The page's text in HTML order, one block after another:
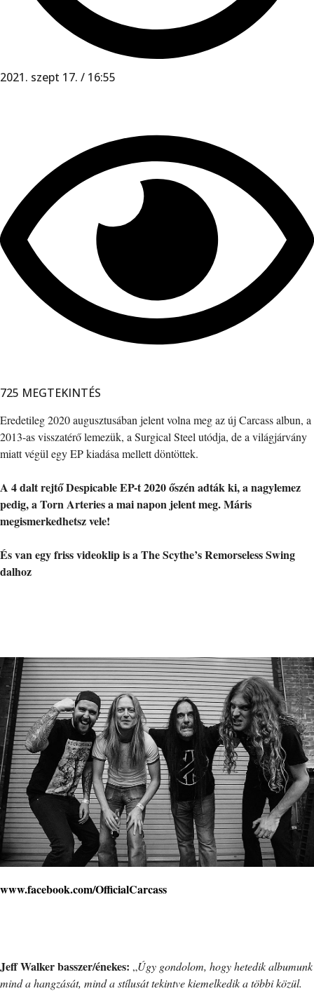
2021. szept 17. / 16:55
725 MEGTEKINTÉS
Eredetileg 2020 augusztusában jelent volna meg az új Carcass albun, a
2013-as visszatérő lemezük, a Surgical Steel utódja, de a világjárvány
miatt végül egy EP kiadása mellett döntöttek.
A 4 dalt rejtő Despicable EP-t 2020 őszén adták ki, a nagylemez
pedig, a Torn Arteries a mai napon jelent meg. Máris
megismerkedhetsz vele!
És van egy friss videoklip is a The Scythe’s Remorseless Swing
dalhoz
www.facebook.com/OfficialCarcass
Jeff Walker basszer/énekes: „Úgy gondolom, hogy hetedik albumunk
mind a hangzását, mind a stílusát tekintve kiemelkedik a többi közül.